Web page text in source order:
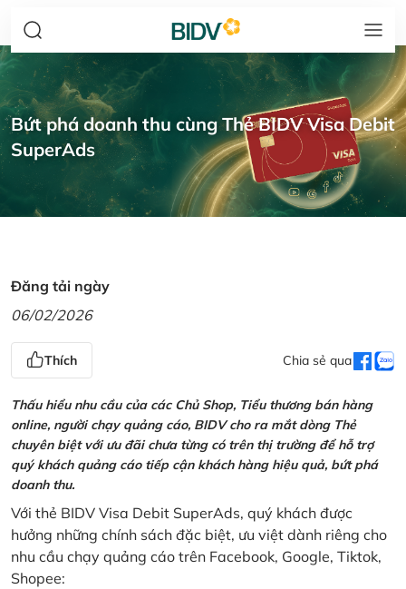
Bứt phá doanh thu cùng Thẻ BIDV Visa Debit
SuperAds
Đăng tải ngày
06/02/2026
Thích Chia sẻ qua
Thấu hiểu nhu cầu của các Chủ Shop, Tiểu thương bán hàng
online, người chạy quảng cáo, BIDV cho ra mắt dòng Thẻ
chuyên biệt với ưu đãi chưa từng có trên thị trường để hỗ trợ
quý khách quảng cáo tiếp cận khách hàng hiệu quả, bứt phá
doanh thu.
Với thẻ BIDV Visa Debit SuperAds, quý khách được
hưởng những chính sách đặc biệt, ưu việt dành riêng cho
nhu cầu chạy quảng cáo trên Facebook, Google, Tiktok,
Shopee: